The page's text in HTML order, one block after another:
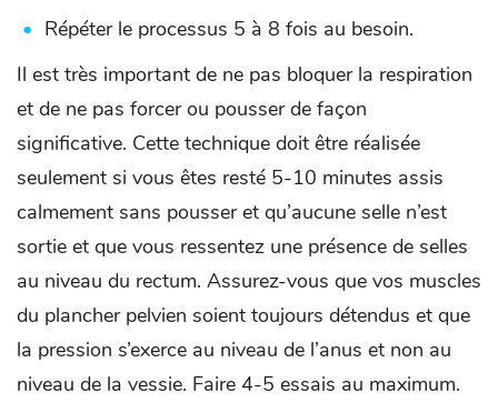
Répéter le processus 5 à 8 fois au besoin.
Il est très important de ne pas bloquer la respiration
et de ne pas forcer ou pousser de façon
significative. Cette technique doit être réalisée
seulement si vous êtes resté 5-10 minutes assis
calmement sans pousser et qu’aucune selle n’est
sortie et que vous ressentez une présence de selles
au niveau du rectum. Assurez-vous que vos muscles
du plancher pelvien soient toujours détendus et que
la pression s’exerce au niveau de l’anus et non au
niveau de la vessie. Faire 4-5 essais au maximum.